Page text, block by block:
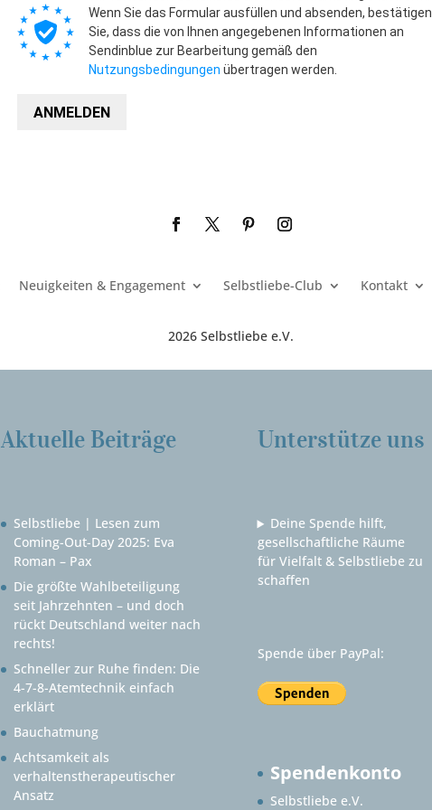
Wenn Sie das Formular ausfüllen und absenden, bestätigen
Sie, dass die von Ihnen angegebenen Informationen an
Sendinblue zur Bearbeitung gemäß den
Nutzungsbedingungen übertragen werden.
ANMELDEN
Neuigkeiten & Engagement Selbstliebe-Club Kontakt
2026 Selbstliebe e.V.
Aktuelle Beiträge
Selbstliebe | Lesen zum
Coming-Out-Day 2025: Eva
Roman – Pax
Die größte Wahlbeteiligung
seit Jahrzehnten – und doch
rückt Deutschland weiter nach
rechts!
Schneller zur Ruhe finden: Die
4-7-8-Atemtechnik einfach
erklärt
Bauchatmung
Achtsamkeit als
verhaltenstherapeutischer
Ansatz
Unterstütze uns
Deine Spende hilft,
gesellschaftliche Räume
für Vielfalt & Selbstliebe zu
schaffen
Spende über PayPal:
Spendenkonto
Selbstliebe e.V.